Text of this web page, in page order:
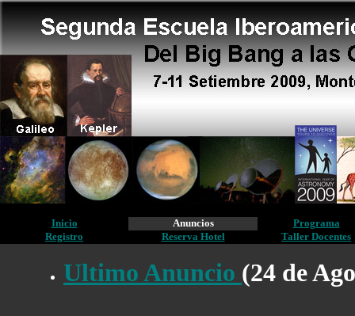
Inicio Anuncios
Programa
Registro
Reserva Hotel Taller Docentes
Ultimo Anuncio (24 de